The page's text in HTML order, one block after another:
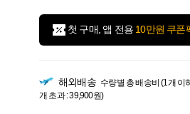
첫 구매, 앱 전용 10만원 쿠폰
해외배송 수량별 총 배송비 (1개 이
개 초과 : 39,900원)